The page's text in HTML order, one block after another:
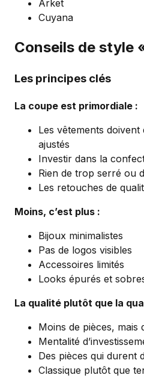
Arket
Cuyana
Conseils de style
Les principes clés
La coupe est primordiale :
Les vêtements
ajustés
Investir dans la
Rien de trop serré ou
Les retouches de
Moins, c’est plus :
Bijoux minimalistes
Pas de logos visibles
Accessoires limités
Looks épurés et
La qualité plutôt que la
Moins de pièces, mais
Mentalité
Des pièces qui durent
Classique plutôt que